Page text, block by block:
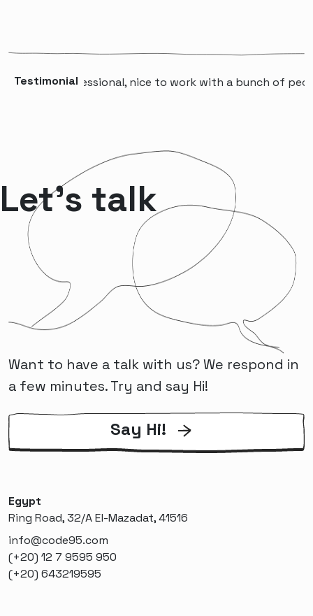
Testimonial
“A professional, nice to work with a bunch of people
Let’s talk
Want to have a talk with us? We respond in
a few minutes. Try and say Hi!
Say Hi!
Egypt
Ring Road, 32/A El-Mazadat, 41516
info@code95.com
(+20) 12 7 9595 950
(+20) 643219595